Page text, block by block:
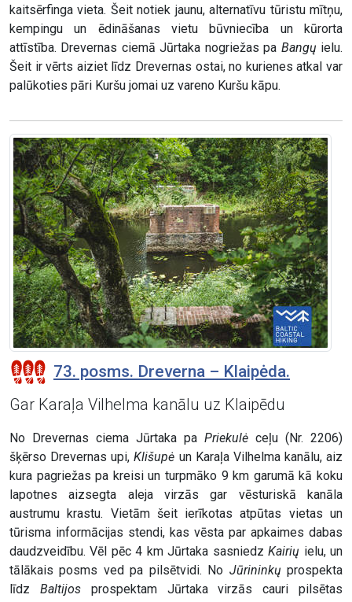
kaitsērfinga vieta. Šeit notiek jaunu, alternatīvu tūristu mītņu,
kempingu un ēdināšanas vietu būvniecība un kūrorta
attīstība. Drevernas ciemā Jūrtaka nogriežas pa Bangų ielu.
Šeit ir vērts aiziet līdz Drevernas ostai, no kurienes atkal var
palūkoties pāri Kuršu jomai uz vareno Kuršu kāpu.
73. posms. Dreverna – Klaipėda.
Gar Karaļa Vilhelma kanālu uz Klaipēdu
No Drevernas ciema Jūrtaka pa Priekulė ceļu (Nr. 2206)
šķērso Drevernas upi,Klišupė un Karaļa Vilhelma kanālu, aiz
kura pagriežas pa kreisi un turpmāko 9 km garumā kā koku
lapotnes aizsegta aleja virzās gar vēsturiskā kanāla
austrumu krastu. Vietām šeit ierīkotas atpūtas vietas un
tūrisma informācijas stendi, kas vēsta par apkaimes dabas
daudzveidību. Vēl pēc 4 km Jūrtaka sasniedzKairių ielu, un
tālākais posms ved pa pilsētvidi. No Jūrininkųprospekta
līdz Baltijos prospektam Jūrtaka virzās cauri pilsētas